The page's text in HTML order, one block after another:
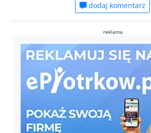
dodaj komentarz
reklama